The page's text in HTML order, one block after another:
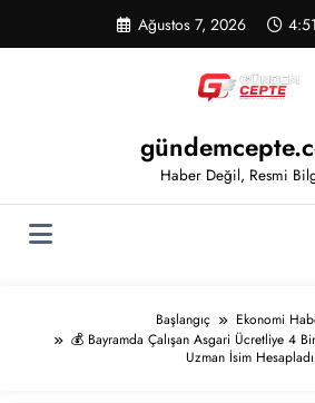
Ağustos 7, 2026
Haber Değil, Resmi
Başlangıç
Ekonomi
💰 Bayramda Çalışan Asgari Ücretliye 4
Uzman İsim Hesapladı